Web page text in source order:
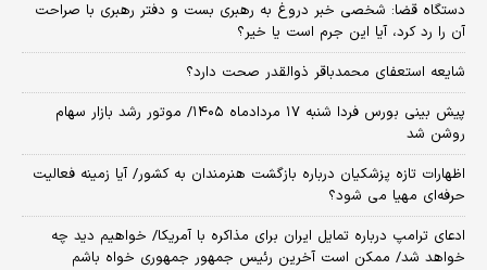
دستگاه قضا: شخصی خبر دروغ به رهبری بست و دفتر رهبری با صراحت
آن را رد کرد، آیا این جرم است یا خیر؟
شایعه استعفای محمدباقر ذوالقدر صحت دارد؟
پیش بینی بورس فردا شنبه ۱۷ مردادماه ۱۴۰۵/ موتور رشد بازار سهام
روشن شد
اظهارات تازه پزشکیان درباره بازگشت هنرمندان به کشور/ آیا زمینه فعالیت
حرفه‌ای مهیا می شود؟
ادعای ترامپ درباره تمایل ایران برای مذاکره با آمریکا/ خواهیم دید چه
خواهد شد/ ممکن است آخرین رئیس‌ جمهور جمهوری خواه باشم